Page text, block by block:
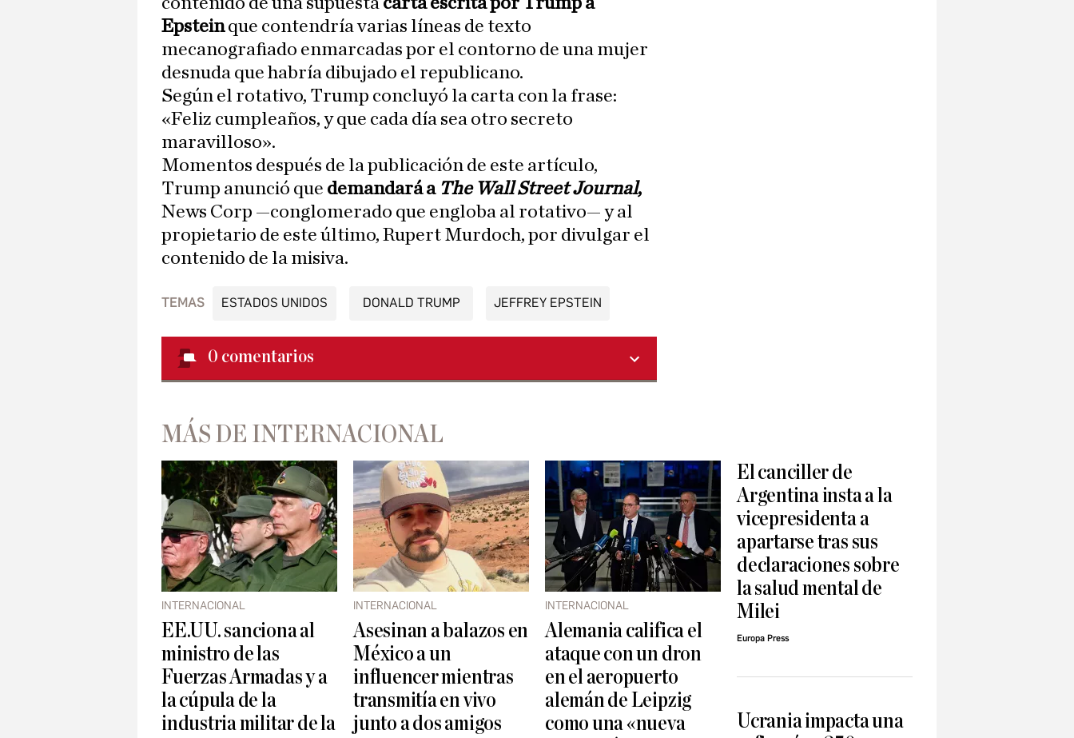
Epsteinque contendría varias líneas de texto
mecanografiado enmarcadas por el contorno de una mujer
desnuda que habría dibujado el republicano.
Según el rotativo, Trump concluyó la carta con la frase:
«Feliz cumpleaños, y que cada día sea otro secreto
maravilloso».
Momentos después de la publicación de este artículo,
Trump anunció que demandará a The Wall Street Journal,
News Corp —conglomerado que engloba al rotativo— y al
propietario de este último, Rupert Murdoch, por divulgar el
contenido de la misiva.
TEMAS ESTADOS UNIDOS DONALD TRUMP JEFFREY EPSTEIN
0 comentarios
MÁS DE INTERNACIONAL
INTERNACIONAL
EE.UU. sanciona al
ministro de las
Fuerzas Armadas y a
la cúpula de la
industria militar de la
INTERNACIONAL
Asesinan a balazos en
México a un
influencer mientras
transmitía en vivo
junto a dos amigos
INTERNACIONAL
Alemania califica el
ataque con un dron
en el aeropuerto
alemán de Leipzig
como una «nueva
El canciller de
Argentina insta a la
vicepresidenta a
apartarse tras sus
declaraciones sobre
la salud mental de
Milei
Europa Press
Ucrania impacta una